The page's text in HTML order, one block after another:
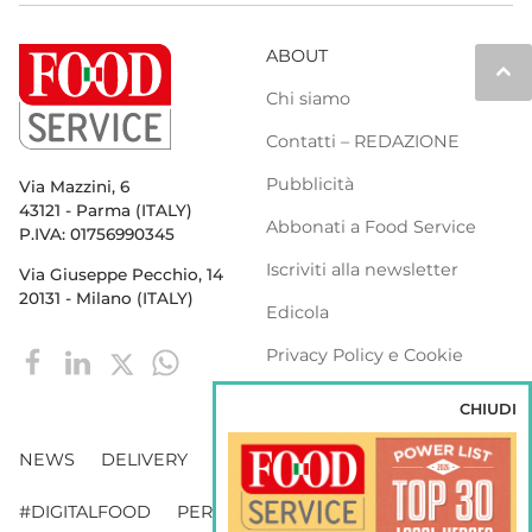
keyboard_arrow_up
Via Mazzini, 6
43121 - Parma (ITALY)
P.IVA: 01756990345
Via Giuseppe Pecchio, 14
20131 - Milano (ITALY)
ABOUT
Chi siamo
Contatti – REDAZIONE
Pubblicità
Abbonati a Food Service
Iscriviti alla newsletter
Edicola
Privacy Policy e Cookie
NEWS DELIVERY DISTRIBUZIONE
#DIGITALFOOD PERSONE WEBINAR VENDING
CHIUDI